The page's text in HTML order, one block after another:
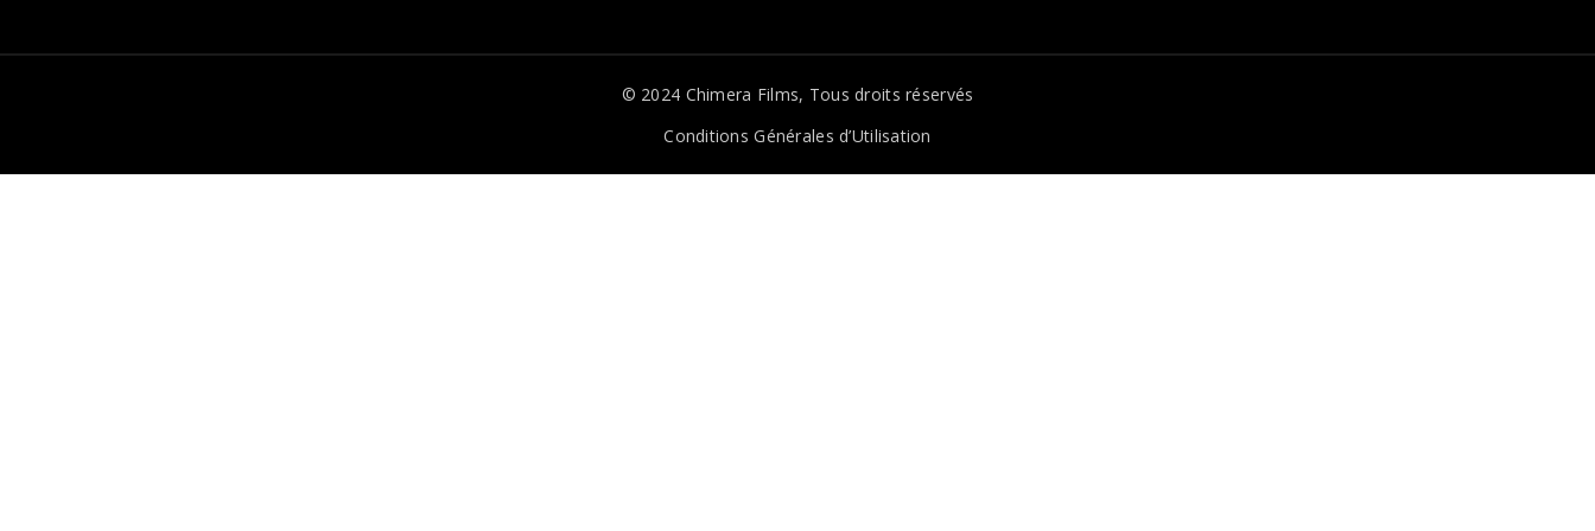
© 2024 Chimera Films, Tous droits réservés
Conditions Générales d’Utilisation